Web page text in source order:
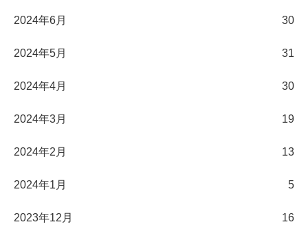
2024年6月 30
2024年5月 31
2024年4月 30
2024年3月 19
2024年2月 13
2024年1月 5
2023年12月 16